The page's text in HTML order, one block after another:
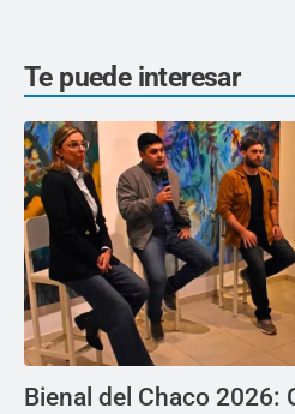
Te puede interesar
Bienal del Chaco 2026: